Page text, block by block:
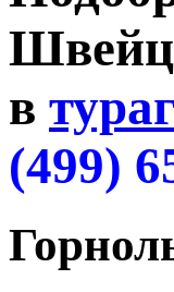
в
(499)